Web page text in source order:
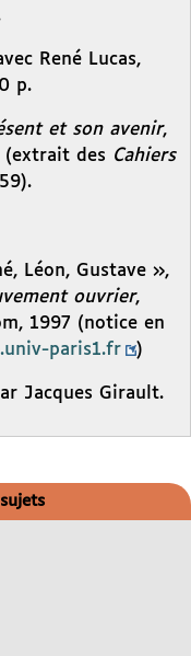
René Lucas,
p.
et son avenir,
(extrait des Cahiers
Léon, Gustave »,
ouvrier,
1997 (notice en
paris1.fr )
Jacques Girault.